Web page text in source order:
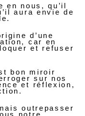
en nous, qu’il
aura envie de
d’une
car en
et refuser
bon miroir
sur nos
et réflexion,
outrepasser
notre